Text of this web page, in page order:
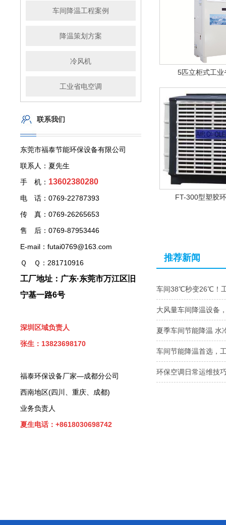
车间降温工程案例
降温策划方案
冷风机
工业省电空调
联系我们
东莞市福泰节能环保设备有限公司
联系人：夏先生
手 机： 13602380280
电 话：0769-22787393
传 真：0769-26265653
售 后：0769-87953446
E-mail：futai0769@163.com
Ｑ Ｑ：281710916
工厂地址：广东·东莞市万江区旧
宁基一路6号
深圳区域负责人
张生：13823698170
福泰环保设备厂家—成都分公司
西南地区(四川、重庆、成都)
业务负责人
夏生电话：+8618030698742
5匹立柜式工业
FT-300型塑胶
推荐新闻
车间38℃秒变26℃！
大风量车间降温设备
夏季车间节能降温
车间节能降温首选，
环保空调日常运维技